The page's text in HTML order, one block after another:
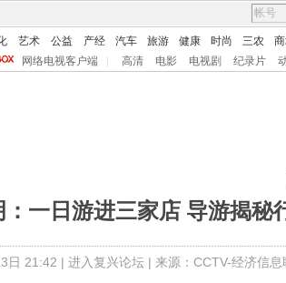
艺术 公益 产经 汽车 旅游 健康 时尚 三农
网络电视客户端 高清 电影 电视剧 纪录片
一日游进三家店 导游揭秘
日 21:42 | 进入复兴论坛 | 来源：CCTV-经济信息